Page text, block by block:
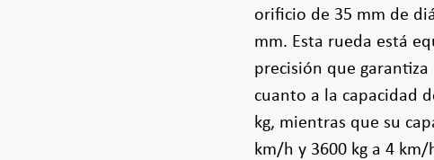
orificio de 35 mm de
mm. Esta rueda está
precisión que
cuanto a la capacidad
kg, mientras que su
km/h y 3600 kg a 4